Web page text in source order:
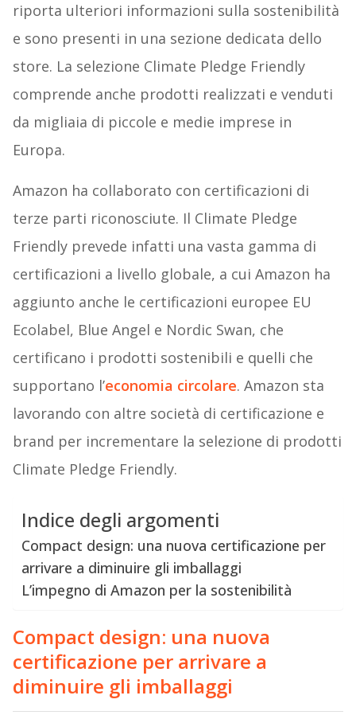
riporta ulteriori informazioni sulla sostenibilità
e sono presenti in una sezione dedicata dello
store. La selezione Climate Pledge Friendly
comprende anche prodotti realizzati e venduti
da migliaia di piccole e medie imprese in
Europa.
Amazon ha collaborato con certificazioni di
terze parti riconosciute. Il Climate Pledge
Friendly prevede infatti una vasta gamma di
certificazioni a livello globale, a cui Amazon ha
aggiunto anche le certificazioni europee EU
Ecolabel, Blue Angel e Nordic Swan, che
certificano i prodotti sostenibili e quelli che
supportano l’economia circolare. Amazon sta
lavorando con altre società di certificazione e
brand per incrementare la selezione di prodotti
Climate Pledge Friendly.
Indice degli argomenti
Compact design: una nuova certificazione per
arrivare a diminuire gli imballaggi
L’impegno di Amazon per la sostenibilità
Compact design: una nuova
certificazione per arrivare a
diminuire gli imballaggi